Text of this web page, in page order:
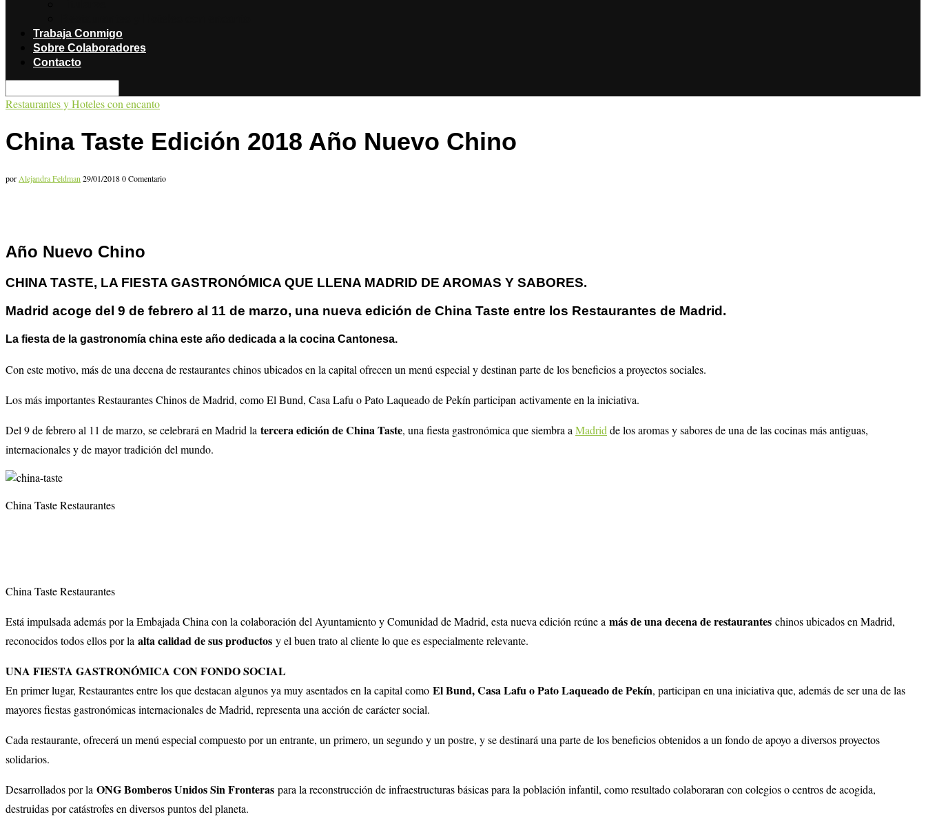
Trabaja Conmigo
Sobre Colaboradores
Contacto
Restaurantes y Hoteles con encanto
China Taste Edición 2018 Año Nuevo Chino
porAlejandra Feldman29/01/20180 Comentario
Año Nuevo Chino
CHINA TASTE, LA FIESTA GASTRONÓMICA QUE LLENA MADRID DE AROMAS Y SABORES.
Madrid acoge del 9 de febrero al 11 de marzo, una nueva edición de China Taste entre los Restaurantes de Madrid.
La fiesta de la gastronomía china este año dedicada a la cocina Cantonesa.
Con este motivo, más de una decena de restaurantes chinos ubicados en la capital ofrecen un menú especial y destinan parte de los beneficios a proyectos sociales.
Los más importantes Restaurantes Chinos de Madrid, como El Bund, Casa Lafu o Pato Laqueado de Pekín participan activamente en la iniciativa.
Del 9 de febrero al 11 de marzo, se celebrará en Madrid la tercera edición de China Taste, una fiesta gastronómica que siembra aMadridde los aromas y sabores de una de las cocinas más antiguas,
internacionales y de mayor tradición del mundo.
China Taste Restaurantes
China Taste Restaurantes
Está impulsada además por la Embajada China con la colaboración del Ayuntamiento y Comunidad de Madrid, esta nueva edición reúne a más de una decena de restaurantes chinos ubicados en Madrid,
reconocidos todos ellos por la alta calidad de sus productos y el buen trato al cliente lo que es especialmente relevante.
UNA FIESTA GASTRONÓMICA CON FONDO SOCIAL
En primer lugar, Restaurantes entre los que destacan algunos ya muy asentados en la capital como El Bund, Casa Lafu o Pato Laqueado de Pekín, participan en una iniciativa que, además de ser una de las
mayores fiestas gastronómicas internacionales de Madrid, representa una acción de carácter social.
Cada restaurante, ofrecerá un menú especial compuesto por un entrante, un primero, un segundo y un postre, y se destinará una parte de los beneficios obtenidos a un fondo de apoyo a diversos proyectos
solidarios.
Desarrollados por la ONG Bomberos Unidos Sin Fronteras para la reconstrucción de infraestructuras básicas para la población infantil, como resultado colaboraran con colegios o centros de acogida,
destruidas por catástrofes en diversos puntos del planeta.